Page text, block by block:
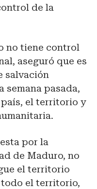
de la
no tiene control
aseguró que es
salvación
semana pasada,
el territorio y
por la
de Maduro, no
el territorio
todo el territorio,